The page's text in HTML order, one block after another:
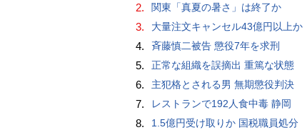
2. 関東「真夏の暑さ」は終了か
3. 大量注文キャンセル43億円以上か
4. 斉藤慎二被告 懲役7年を求刑
5. 正常な組織を誤摘出 重篤な状態
6. 主犯格とされる男 無期懲役判決
7. レストランで192人食中毒 静岡
8. 1.5億円受け取りか 国税職員処分